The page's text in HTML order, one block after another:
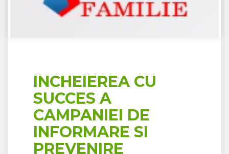
INCHEIEREA CU
SUCCES A
CAMPANIEI DE
INFORMARE SI
PREVENIRE